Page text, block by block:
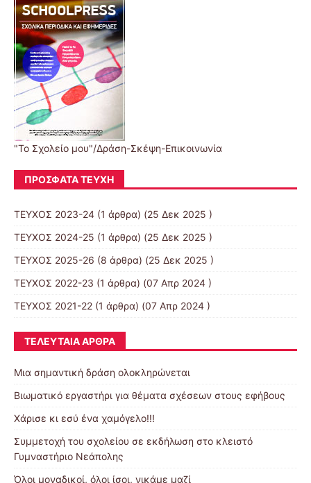
"Το Σχολείο μου"/Δράση-Σκέψη-Επικοινωνία
ΠΡΌΣΦΑΤΑ ΤΕΎΧΗ
ΤΕΥΧΟΣ 2023-24 (1 άρθρα) (25 Δεκ 2025 )
ΤΕΥΧΟΣ 2024-25 (1 άρθρα) (25 Δεκ 2025 )
ΤΕΥΧΟΣ 2025-26 (8 άρθρα) (25 Δεκ 2025 )
ΤΕΥΧΟΣ 2022-23 (1 άρθρα) (07 Απρ 2024 )
ΤΕΥΧΟΣ 2021-22 (1 άρθρα) (07 Απρ 2024 )
ΤΕΛΕΥΤΑΊΑ ΆΡΘΡΑ
Μια σημαντική δράση ολοκληρώνεται
Βιωματικό εργαστήρι για θέματα σχέσεων στους εφήβους
Χάρισε κι εσύ ένα χαμόγελο!!!
Συμμετοχή του σχολείου σε εκδήλωση στο κλειστό
Γυμναστήριο Νεάπολης
Όλοι μοναδικοί, όλοι ίσοι, νικάμε μαζί